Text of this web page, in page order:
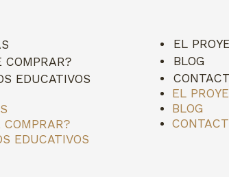
COMPRAR?
EDUCATIVOS
COMPRAR?
EDUCATIVOS
EL
BLOG
EL
BLOG